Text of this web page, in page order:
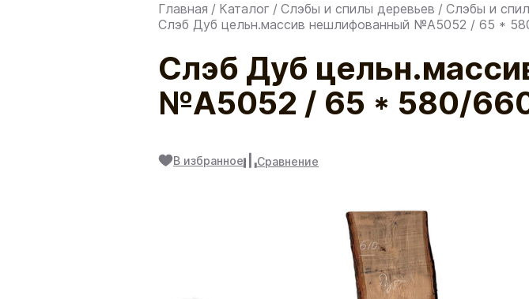
Главная / Каталог / Слэбы и спилы деревьев / Слэбы и
Слэб Дуб цельн.массив нешлифованный №A5052 / 65 *
Слэб Дуб
№A5052 / 65 * 580/
В избранное Сравнение